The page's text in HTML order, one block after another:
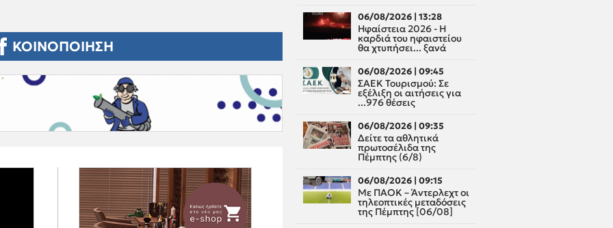
ΚΟΙΝΟΠΟΙΗΣΗ
06/08/2026 | 13:28
Ηφαίστεια 2026 - Η
καρδιά του ηφαιστείου
θα χτυπήσει... ξανά
06/08/2026 | 09:45
ΣΑΕΚ Τουρισμού: Σε
εξέλιξη οι αιτήσεις για
...976 θέσεις
06/08/2026 | 09:35
Δείτε τα αθλητικά
πρωτοσέλιδα της
Πέμπτης (6/8)
06/08/2026 | 09:15
Με ΠΑΟΚ – Άντερλεχτ οι
τηλεοπτικές μεταδόσεις
της Πέμπτης [06/08]